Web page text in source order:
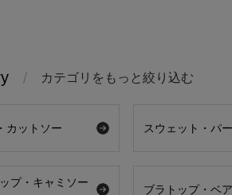
カテゴリをもっと絞り込む
カットソー スウェット・パ
プ・キャミソー
ブラトップ・ベ